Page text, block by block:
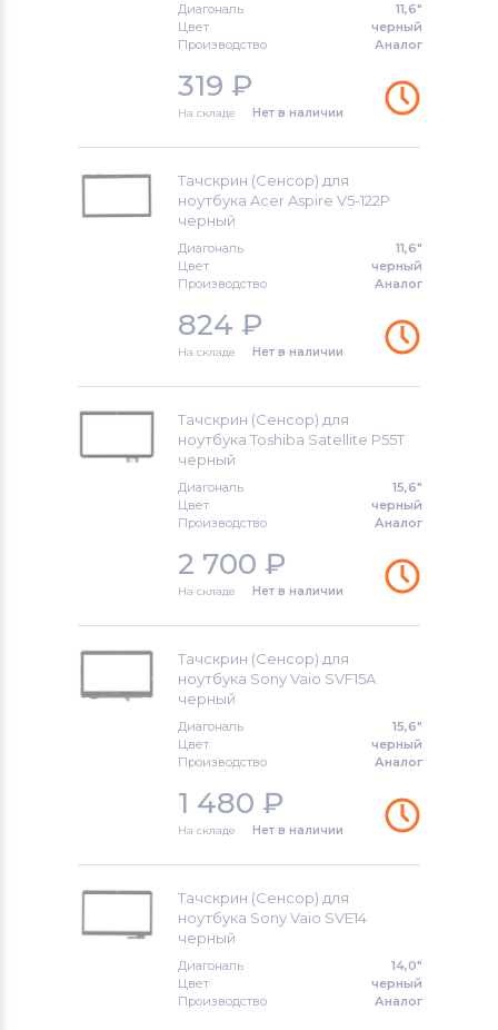
Диагональ
11,6"
Цвет
черный
Производство
Аналог
319 ₽
На складе Нет в наличии
Тачскрин (Сенсор) для
ноутбука Acer Aspire V5-122P
черный
Диагональ
11,6"
Цвет
черный
Производство
Аналог
824 ₽
На складе Нет в наличии
Тачскрин (Сенсор) для
ноутбука Toshiba Satellite P55T
черный
Диагональ
15,6"
Цвет
черный
Производство
Аналог
2 700 ₽
На складе Нет в наличии
Тачскрин (Сенсор) для
ноутбука Sony Vaio SVF15A
черный
Диагональ
15,6"
Цвет
черный
Производство
Аналог
1 480 ₽
На складе Нет в наличии
Тачскрин (Сенсор) для
ноутбука Sony Vaio SVE14
черный
Диагональ
14,0"
Цвет
черный
Производство
Аналог